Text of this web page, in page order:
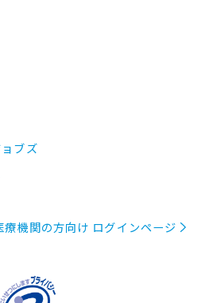
ブズ
療機関の方向け ログインページ